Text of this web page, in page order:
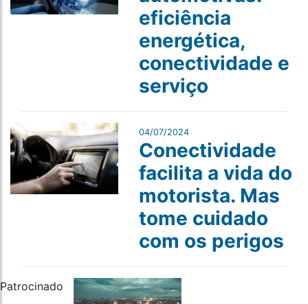
eficiência
energética,
conectividade e
serviço
04/07/2024
Conectividade
facilita a vida do
motorista. Mas
tome cuidado
com os perigos
Patrocinado